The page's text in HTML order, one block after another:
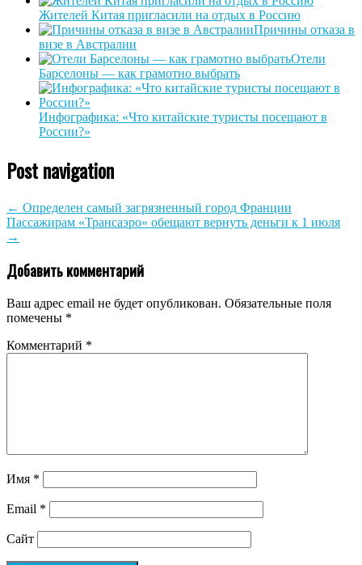
Жителей Китая пригласили на отдых в Россию
Причины отказа в
визе в Австралии
Отели
Барселоны — как грамотно выбрать
Инфографика: «Что китайские туристы посещают в
России?»
Post navigation
← Определен самый загрязненный город Франции
Пассажирам «Трансаэро» обещают вернуть деньги к 1 июля
→
Добавить комментарий
Ваш адрес email не будет опубликован. Обязательные поля
помечены *
Комментарий *
Имя *
Email *
Сайт